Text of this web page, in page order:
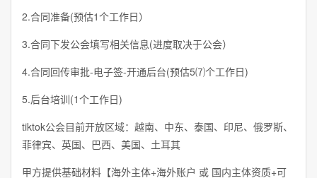
2.合同准备(预估1个工作日）
3.合同下发公会填写相关信息(进度取决于公会）
4.合同回传审批-电子签-开通后台(预估5⑺个工作日)
5.后台培训(1个工作日)
tiktok公会目前开放区域：越南、中东、泰国、印尼、俄罗斯、
菲律宾、英国、巴西、美国、土耳其
甲方提供基础材料【海外主体+海外账户 或 国内主体资质+可